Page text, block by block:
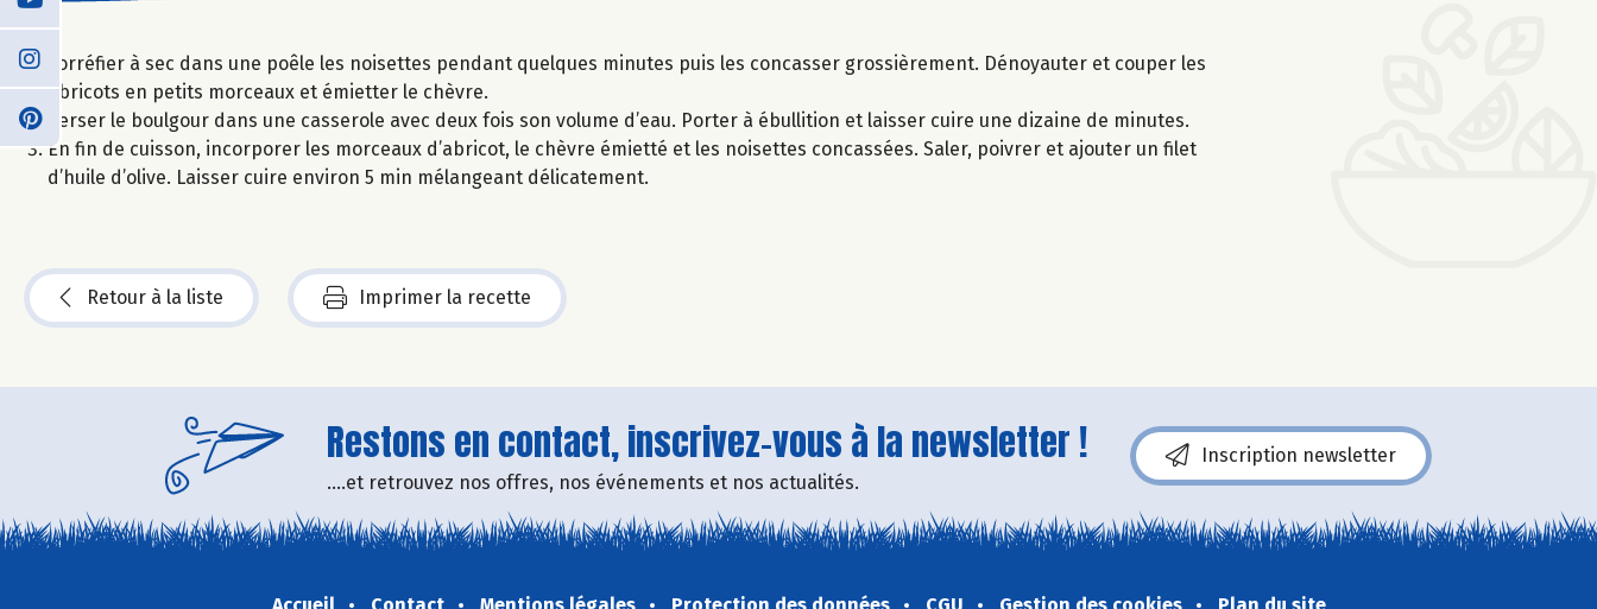
Torréfier à sec dans une poêle les noisettes pendant quelques minutes puis les concasser grossièrement. Dénoyauter et couper les
abricots en petits morceaux et émietter le chèvre.
Verser le boulgour dans une casserole avec deux fois son volume d’eau. Porter à ébullition et laisser cuire une dizaine de minutes.
En fin de cuisson, incorporer les morceaux d’abricot, le chèvre émietté et les noisettes concassées. Saler, poivrer et ajouter un filet
d’huile d’olive. Laisser cuire environ 5 min mélangeant délicatement.
Retour à la liste Imprimer la recette
Restons en contact, inscrivez-vous à la newsletter !
....et retrouvez nos offres, nos événements et nos actualités.
Inscription newsletter